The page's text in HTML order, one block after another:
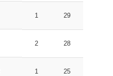
1 29
2 28
1 25